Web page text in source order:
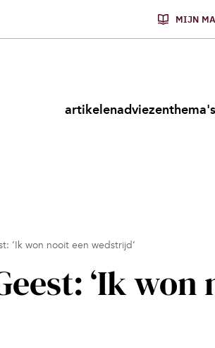
MIJN
artikelenadviezenthema's
‘Ik won nooit een wedstrijd’
‘Ik won